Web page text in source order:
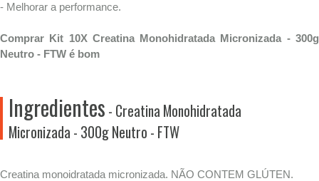
- Melhorar a performance.
Comprar Kit 10X Creatina Monohidratada Micronizada - 300g
Neutro - FTW é bom
Ingredientes - Creatina Monohidratada
Micronizada - 300g Neutro - FTW
Creatina monoidratada micronizada. NÃO CONTEM GLÚTEN.